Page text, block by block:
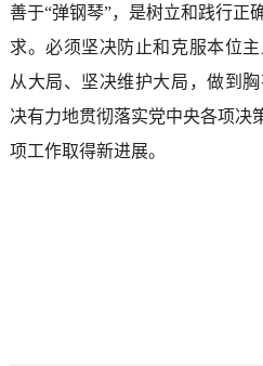
善于“弹钢琴”，是树立和践行正
求。必须坚决防止和克服本位
从大局、坚决维护大局，做到
决有力地贯彻落实党中央各项决
项工作取得新进展。